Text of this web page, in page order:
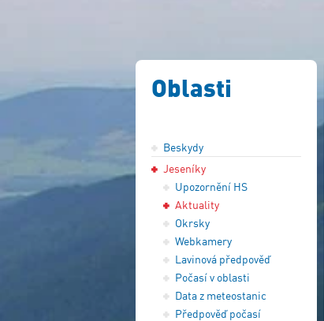
Oblasti
Beskydy
Jeseníky
Upozornění HS
Aktuality
Okrsky
Webkamery
Lavinová předpověď
Počasí v oblasti
Data z meteostanic
Předpověď počasí